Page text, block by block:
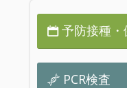
予防接種・
PCR検査